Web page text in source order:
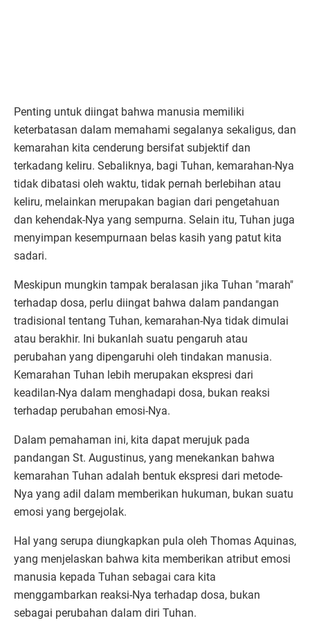
Penting untuk diingat bahwa manusia memiliki
keterbatasan dalam memahami segalanya sekaligus, dan
kemarahan kita cenderung bersifat subjektif dan
terkadang keliru. Sebaliknya, bagi Tuhan, kemarahan-Nya
tidak dibatasi oleh waktu, tidak pernah berlebihan atau
keliru, melainkan merupakan bagian dari pengetahuan
dan kehendak-Nya yang sempurna. Selain itu, Tuhan juga
menyimpan kesempurnaan belas kasih yang patut kita
sadari.
Meskipun mungkin tampak beralasan jika Tuhan "marah"
terhadap dosa, perlu diingat bahwa dalam pandangan
tradisional tentang Tuhan, kemarahan-Nya tidak dimulai
atau berakhir. Ini bukanlah suatu pengaruh atau
perubahan yang dipengaruhi oleh tindakan manusia.
Kemarahan Tuhan lebih merupakan ekspresi dari
keadilan-Nya dalam menghadapi dosa, bukan reaksi
terhadap perubahan emosi-Nya.
Dalam pemahaman ini, kita dapat merujuk pada
pandangan St. Augustinus, yang menekankan bahwa
kemarahan Tuhan adalah bentuk ekspresi dari metode-
Nya yang adil dalam memberikan hukuman, bukan suatu
emosi yang bergejolak.
Hal yang serupa diungkapkan pula oleh Thomas Aquinas,
yang menjelaskan bahwa kita memberikan atribut emosi
manusia kepada Tuhan sebagai cara kita
menggambarkan reaksi-Nya terhadap dosa, bukan
sebagai perubahan dalam diri Tuhan.